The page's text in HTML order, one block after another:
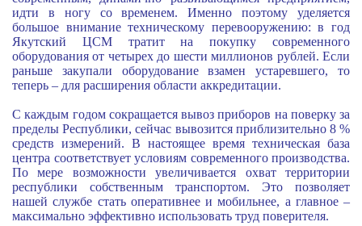
идти в ногу со временем. Именно поэтому уделяется
большое внимание техническому перевооружению: в год
Якутский ЦСМ тратит на покупку современного
оборудования от четырех до шести миллионов рублей. Если
раньше закупали оборудование взамен устаревшего, то
теперь – для расширения области аккредитации.
С каждым годом сокращается вывоз приборов на поверку за
пределы Республики, сейчас вывозится приблизительно 8 %
средств измерений. В настоящее время техническая база
центра соответствует условиям современного производства.
По мере возможности увеличивается охват территории
республики собственным транспортом. Это позволяет
нашей службе стать оперативнее и мобильнее, а главное –
максимально эффективно использовать труд поверителя.